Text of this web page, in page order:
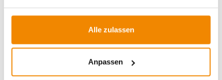
Alle zulassen
Anpassen
Lieferzeit: 1 bis 3 Werktage
139,00 €